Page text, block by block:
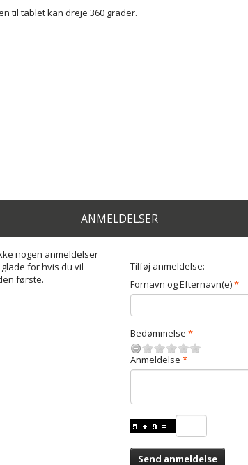
til tablet kan dreje 360 grader.
ANMELDELSER
nogen anmeldelser
for hvis du vil
første.
Tilføj anmeldelse:
Fornavn og Efternavn(e)
Bedømmelse
Anmeldelse
Send anmeldelse